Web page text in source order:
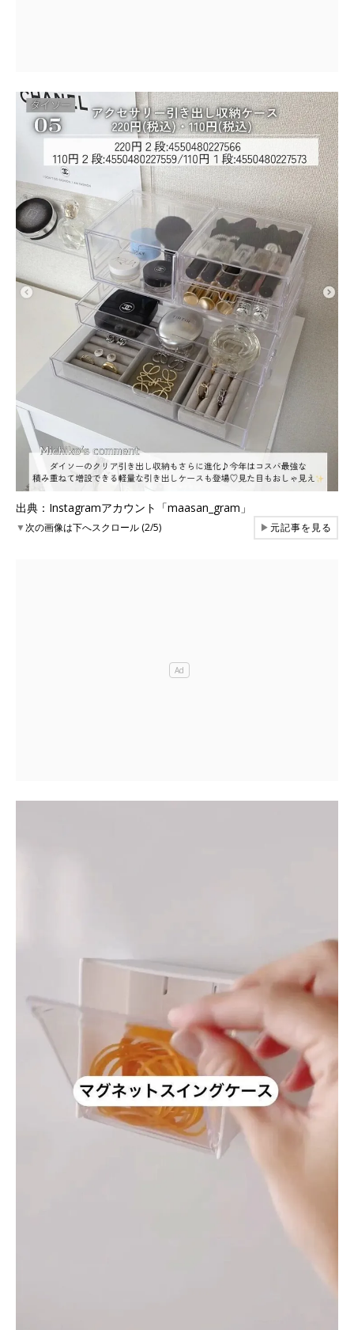
出典：Instagramアカウント「maasan_gram」
▼次の画像は下へスクロール (2/5) ▶元記事を見る